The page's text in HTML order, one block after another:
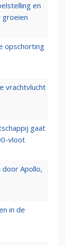
en
opschorting
vrachtvlucht
gaat
vloot
Apollo,
in de